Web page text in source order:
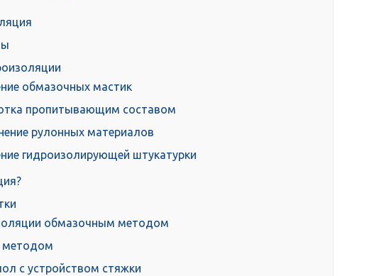
обмазочных мастик
пропитывающим составом
рулонных материалов
гидроизолирующей штукатурки
обмазочным методом
методом
с устройством стяжки